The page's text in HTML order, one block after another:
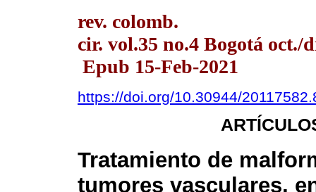
rev. colomb.
cir. vol.35 no.4 Bogotá oct./
Epub 15-Feb-2021
https://doi.org/10.30944/
Tratamiento de
tumores vasculares,